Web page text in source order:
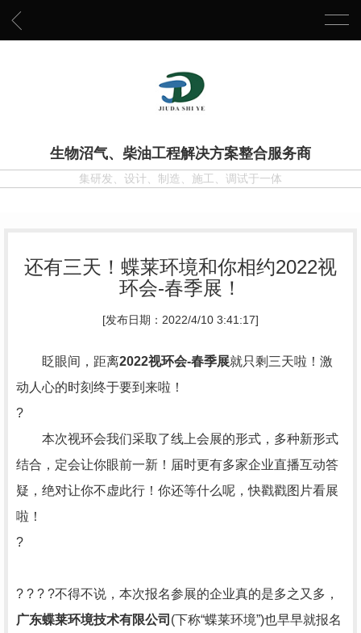
生物沼气、柴油工程解决方案整合服务商
集研发、设计、制造、施工、调试于一体
还有三天！蝶莱环境和你相约2022视
环会-春季展！
[发布日期：2022/4/10 3:41:17]
眨眼间，距离2022视环会-春季展就只剩三天啦！激
动人心的时刻终于要到来啦！
?
本次视环会我们采取了线上会展的形式，多种新形式
结合，定会让你眼前一新！届时更有多家企业直播互动答
疑，绝对让你不虚此行！你还等什么呢，快戳戳图片看展
啦！
?
? ? ? ?不得不说，本次报名参展的企业真的是多之又多，
广东蝶莱环境技术有限公司 (下称“蝶莱环境”)也早早就报名